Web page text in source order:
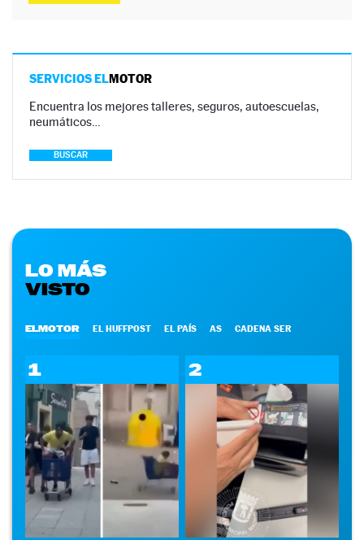
SERVICIOS ELMOTOR
Encuentra los mejores talleres, seguros, autoescuelas,
neumáticos…
BUSCAR
LO MÁS
VISTO
ELMOTOR EL HUFFPOST EL PAÍS AS CADENA SER
1 2